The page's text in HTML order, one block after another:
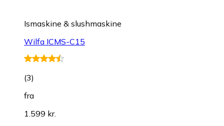
Ismaskine & slushmaskine
Wilfa ICMS-C15
(3)
fra
1.599 kr.